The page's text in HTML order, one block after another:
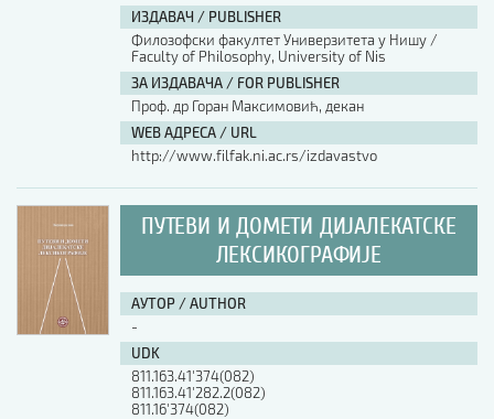
ИЗДАВАЧ / PUBLISHER
Филозофски факултет Универзитета у Нишу /
Faculty of Philosophy, University of Nis
ЗА ИЗДАВАЧА / FOR PUBLISHER
Проф. др Горан Максимовић, декан
WEB АДРЕСА / URL
http://www.filfak.ni.ac.rs/izdavastvo
ПУТЕВИ И ДОМЕТИ ДИЈАЛЕКАТСКЕ
ЛЕКСИКОГРАФИЈЕ
АУТОР / AUTHOR
-
UDK
811.163.41'374(082)
811.163.41'282.2(082)
811.16'374(082)